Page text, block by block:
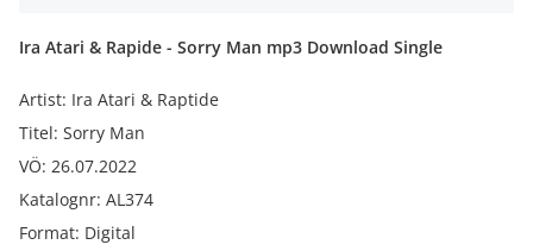
Ira Atari & Rapide - Sorry Man mp3 Download Single
Artist: Ira Atari & Raptide
Titel: Sorry Man
VÖ: 26.07.2022
Katalognr: AL374
Format: Digital